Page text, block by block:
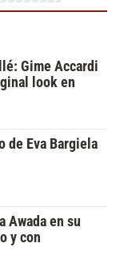
Gime Accardi
look en
de Eva Bargiela
Awada en su
y con